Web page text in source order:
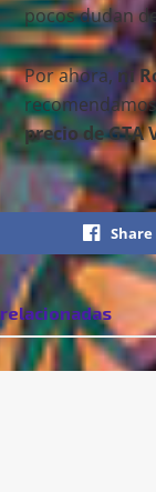
pocos dudan
Por ahora, ni
precio de GTA
Share
relacionadas